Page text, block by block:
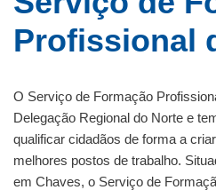
Profissional
O Serviço de Formação
Delegação Regional do Norte e
qualificar cidadãos de forma a
melhores postos de trabalho.
em Chaves, o Serviço de